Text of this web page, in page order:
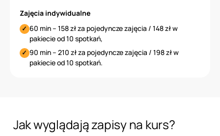
Zajęcia indywidualne
60 min – 158 zł za pojedyncze zajęcia / 148 zł w
pakiecie od 10 spotkań,
90 min – 210 zł za pojedyncze zajęcia / 198 zł w
pakiecie od 10 spotkań.
Jak wyglądają zapisy na kurs?